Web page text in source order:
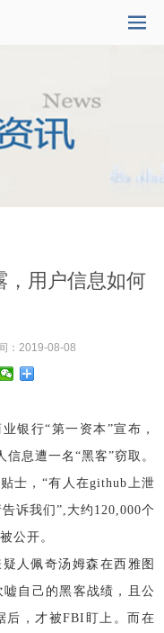
，用户信息如何
： 2019-08-08
银行“第一资本”宣布，
息遭一名“黑客”窃取。
士，“有人在github上泄
诉我们”,大约120,000个
公开。
人佩奇汤姆森在西雅图
自己的黑客战绩，且公
后，才被FBI盯上。而在